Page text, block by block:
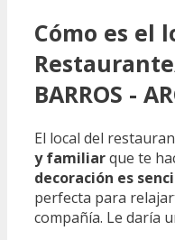
Cómo es el
BARROS -
El local del
y familiarque te
decoración es
perfecta para
compañía. Le daría